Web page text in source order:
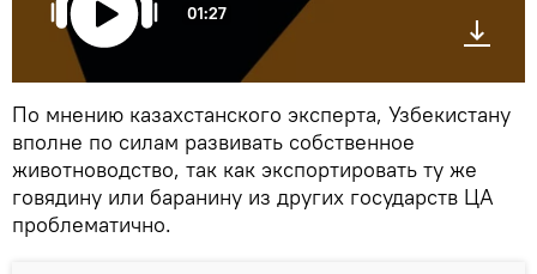
01:27
По мнению казахстанского эксперта, Узбекистану
вполне по силам развивать собственное
животноводство, так как экспортировать ту же
говядину или баранину из других государств ЦА
проблематично.